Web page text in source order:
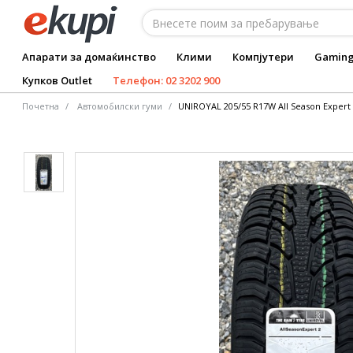
Апарати за домаќинство Клими Компјутери
Купков Outlet
Телефон: 02 3202 900
Почетна Автомобилски гуми UNIROYAL 205/55 R17W All Season Expert